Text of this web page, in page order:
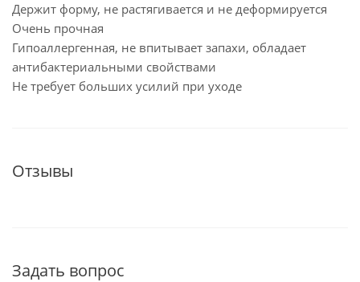
Держит форму, не растягивается и не деформируется
Очень прочная
Гипоаллергенная, не впитывает запахи, обладает
антибактериальными свойствами
Не требует больших усилий при уходе
Отзывы
Задать вопрос